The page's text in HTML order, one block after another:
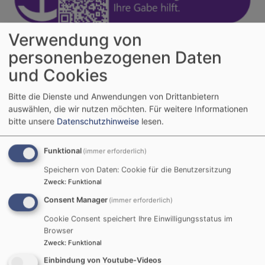
Kirche und Geld
Kirchgeld
Sie haben einen Brief mit der Bitte um Zahlung des
Kirchgeldes von uns erhalten. Hier finden Sie
Hintergrundinformationen zum Thema Kirchgeld.
Sollten Sie weitere Fragen haben, rufen Sie uns bitte
Verwendung von
personenbezogenen Daten
und Cookies
Bitte die Dienste und Anwendungen von Drittanbietern
auswählen, die wir nutzen möchten. Für weitere Informationen
bitte unsere Datenschutzhinweise lesen.
Funktional (immer erforderlich)
Speichern von Daten: Cookie für die Benutzersitzung
Zweck: Funktional
Consent Manager (immer erforderlich)
Cookie Consent speichert Ihre Einwilligungsstatus im
Browser
Zweck: Funktional
Einbindung von Youtube-Videos